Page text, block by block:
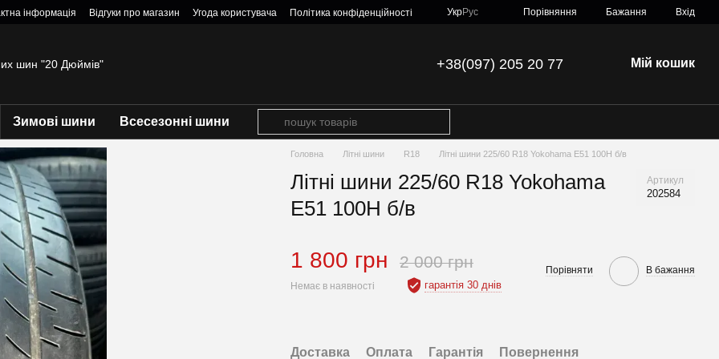
інформація Відгуки про магазин Угода користувача Політика конфіденційності УкрРус Порівняння Бажання Вхід
шин "20 Дюймів" +38(097) 205 20 77 Мій кошик
Зимові шини Всесезонні шини
Головна Літні шини R18 Літні шини 225/60 R18 Yokohama E51 100H б/в
Літні шини 225/60 R18 Yokohama
E51 100H б/в
Артикул
202584
1 800 грн 2 000 грн
гарантія 30 днів
Немає в наявності
Порівняти В бажання
Доставка Оплата Гарантія Повернення